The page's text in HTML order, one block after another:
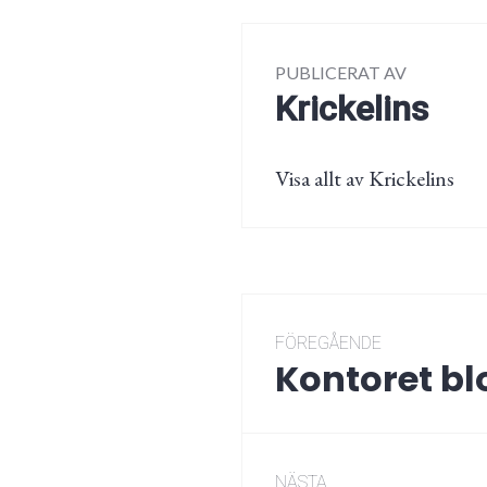
PUBLICERAT AV
Krickelins
Visa allt av Krickelins
FÖREGÅENDE
Föregående
Kontoret
NÄSTA